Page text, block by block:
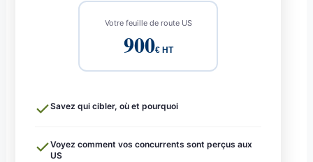
Votre feuille de route US
900€ HT
Savez qui cibler, où et pourquoi
Voyez comment vos concurrents sont perçus aux
US